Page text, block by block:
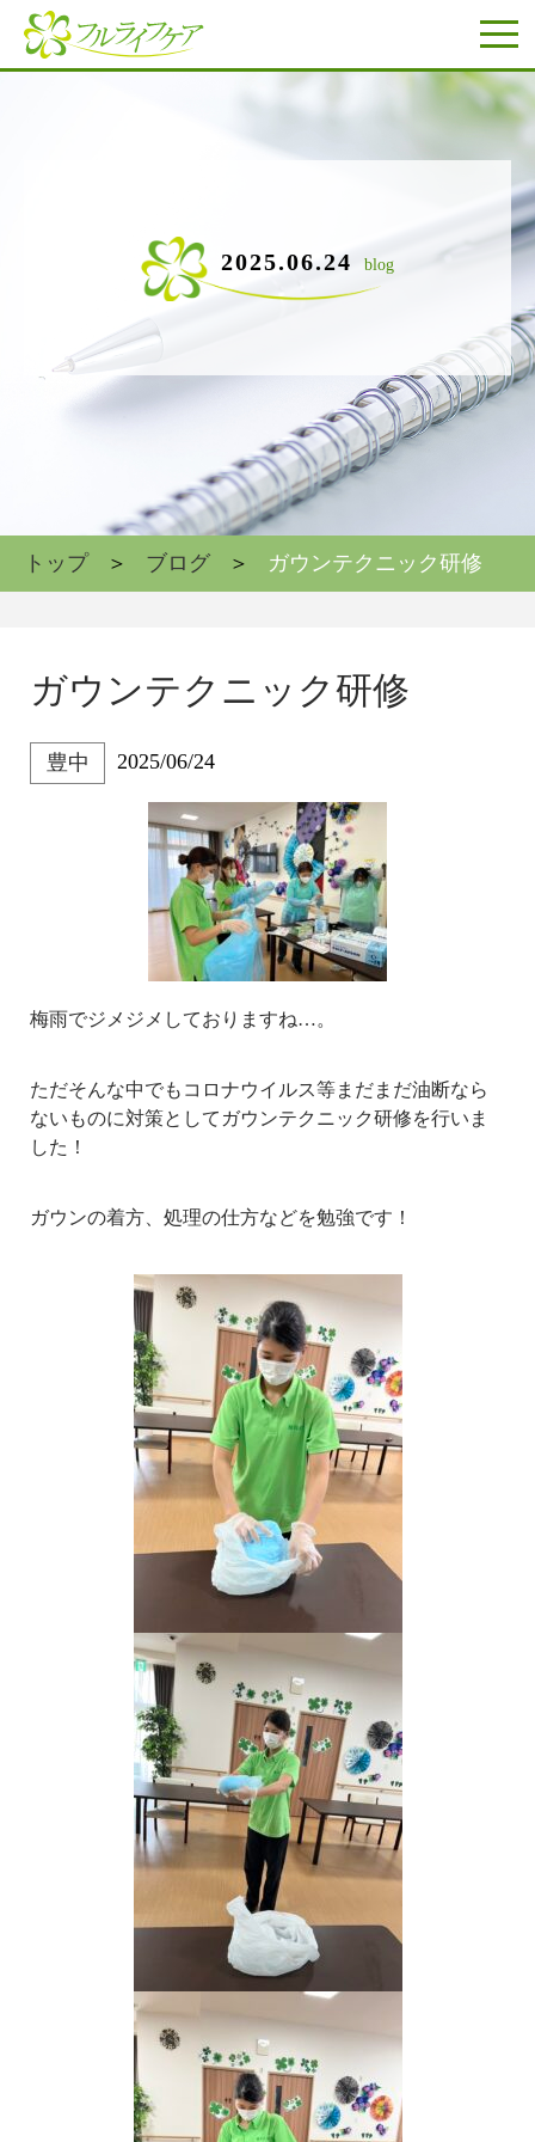
2025.06.24 blog
トップ ブログ ガウンテクニック研修
ガウンテクニック研修
豊中 2025/06/24
梅雨でジメジメしておりますね…。
ただそんな中でもコロナウイルス等まだまだ油断なら
ないものに対策としてガウンテクニック研修を行いま
した！
ガウンの着方、処理の仕方などを勉強です！